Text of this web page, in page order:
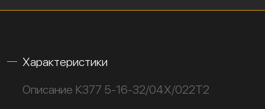
Характеристики
Описание К377 5-16-32/04Х/022Т2